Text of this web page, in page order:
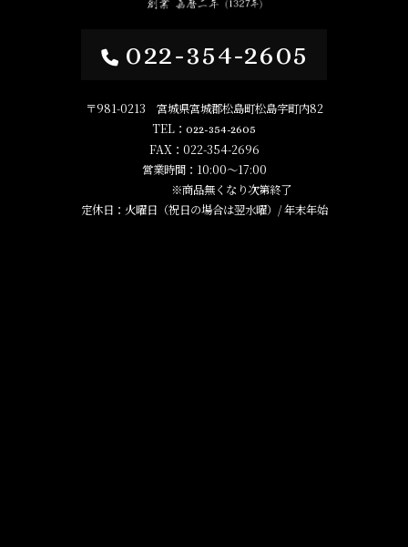
022-354-2605
〒981-0213 宮城県宮城郡松島町松島字町内82
TEL： 022-354-2605
FAX：022-354-2696
営業時間：10:00～17:00
※商品無くなり次第終了
定休日：火曜日（祝日の場合は翌水曜）/ 年末年始